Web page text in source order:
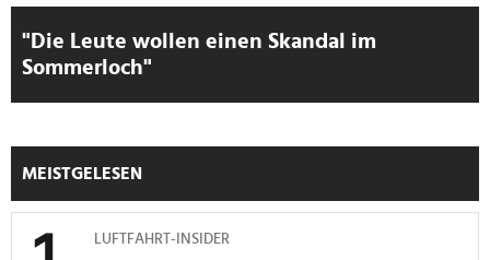
zu können und die Zugriffe auf unsere Website zu
analysieren. Außerdem geben wir Informationen zu Ihrer
Verwendung unserer Website an unsere Partner für
weiteren Daten zusammen, die Sie ihnen bereitgestellt
haben oder die sie im Rahmen Ihrer Nutzung der Dienste
gesammelt haben.
"Die Leute wollen einen Skandal im
Sommerloch"
MEISTGELESEN
LUFTFAHRT-INSIDER